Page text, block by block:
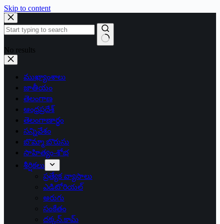
Skip to content
No results
ముఖ్యాంశాలు
జాతీయం
తెలంగాణ
ఆంధ్రప్రదేశ్
తెలంగాణార్థం
సన్నివేశం
బొమ్మా బొరుసు
సాహిత్యం-శోభ
శీర్షికలు
ప్రత్యేక వ్యాసాలు
ఎడిటోరియల్
అరుగు
సంకేతం
దక్కన్.కామ్